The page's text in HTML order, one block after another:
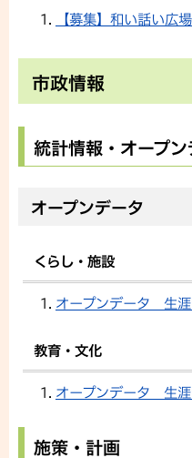
【募集】和い話い広
市政情報
統計情報・オープン
オープンデータ
くらし・施設
オープンデータ 生
教育・文化
オープンデータ 生
施策・計画